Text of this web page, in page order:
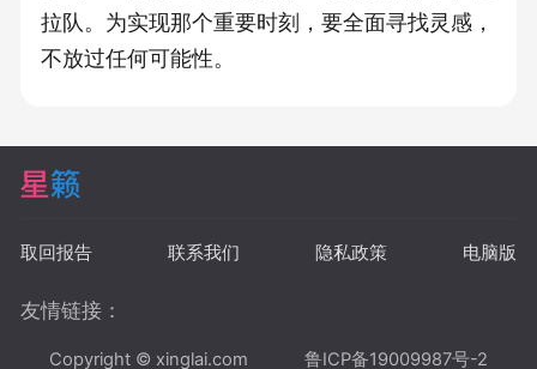
拉队。为实现那个重要时刻，要全面寻找灵感，
不放过任何可能性。
取回报告 联系我们 隐私政策 电脑版
友情链接：
Copyright © xinglai.com 鲁ICP备19009987号-2